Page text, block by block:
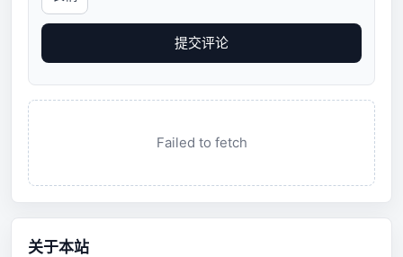
提交评论
Failed to fetch
关于本站